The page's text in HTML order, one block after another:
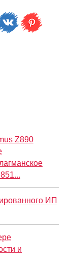
Z890
ИП
и